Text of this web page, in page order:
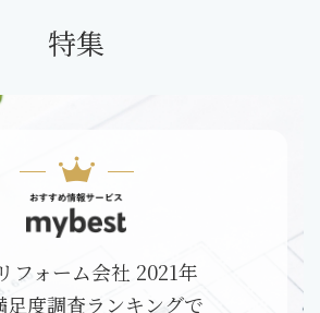
特集
フォーム会社 2021年
足度調査ランキングで